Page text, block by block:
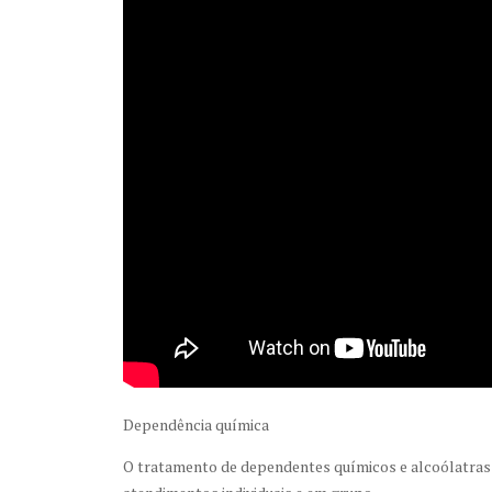
Dependência química
O tratamento de dependentes químicos e